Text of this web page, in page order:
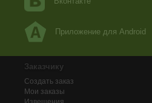
Приложение для Android
Заказчику
Создать заказ
Мои заказы